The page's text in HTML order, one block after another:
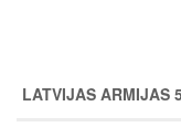
LATVIJAS ARMIJAS